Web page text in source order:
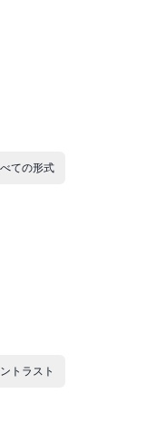
ての形式
トラスト